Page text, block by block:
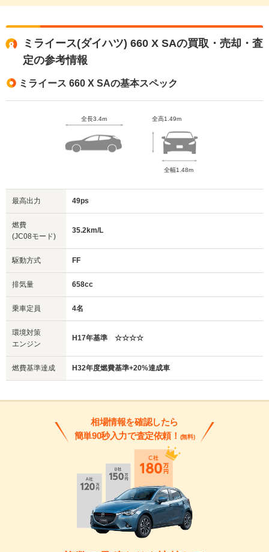
ミライース(ダイハツ) 660 X SAの買取・売却・査
定の参考情報
ミライース 660 X SAの基本スペック
全長3.4m 全高1.49m
全幅1.48m
最高出力 49ps
燃費
(JC08モード)
35.2km/L
駆動方式 FF
排気量 658cc
乗車定員 4名
環境対策
エンジン
H17年基準 ☆☆☆☆
燃費基準達成 H32年度燃費基準+20%達成車
相場情報を確認したら
簡単90秒入力で査定依頼！ (無料)